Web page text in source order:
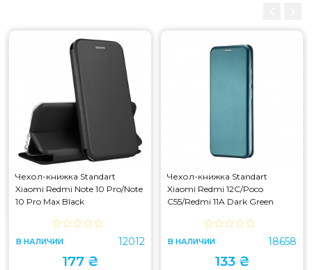
Чехол-книжка Standart
Xiaomi Redmi Note 10 Pro/Note
10 Pro Max Black
В НАЛИЧИИ 12012
177 ₴
Чехол-книжка Standart
Xiaomi Redmi 12C/Poco
C55/Redmi 11A Dark Green
В НАЛИЧИИ 18658
133 ₴